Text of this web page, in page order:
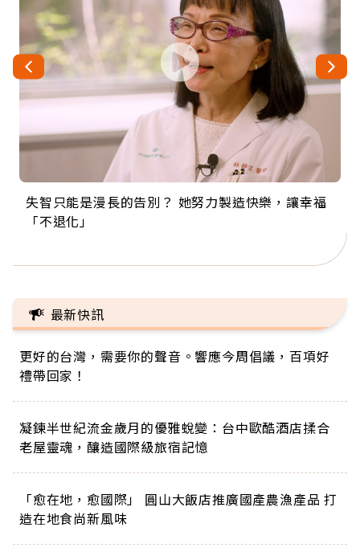
失智只能是漫長的告別？ 她努力製造快樂，讓幸福
「不退化」
來自剛果的巧克力神父 為台灣奉獻36年 「台灣是我
的家，我連作夢都講台語！」
63歲卸矽谷副總、搬回台灣找快樂！「蛋黃哥小
丑」走進安養院，逗樂上萬爺奶：退休後才開始真
104歲打破金氏世界紀錄 成為全球最年長羽球選
手，分享長壽的秘密原來是「這個」
事業巔峰他選擇追夢…黑手阿伯拉小提琴還登上小
巨蛋！連CNN都大讚！
最新快訊
更好的台灣，需要你的聲音。響應今周倡議，百項好
禮帶回家！
凝鍊半世紀流金歲月的優雅蛻變：台中歐酷酒店揉合
老屋靈魂，釀造國際級旅宿記憶
「愈在地，愈國際」 圓山大飯店推廣國產農漁產品 打
造在地食尚新風味